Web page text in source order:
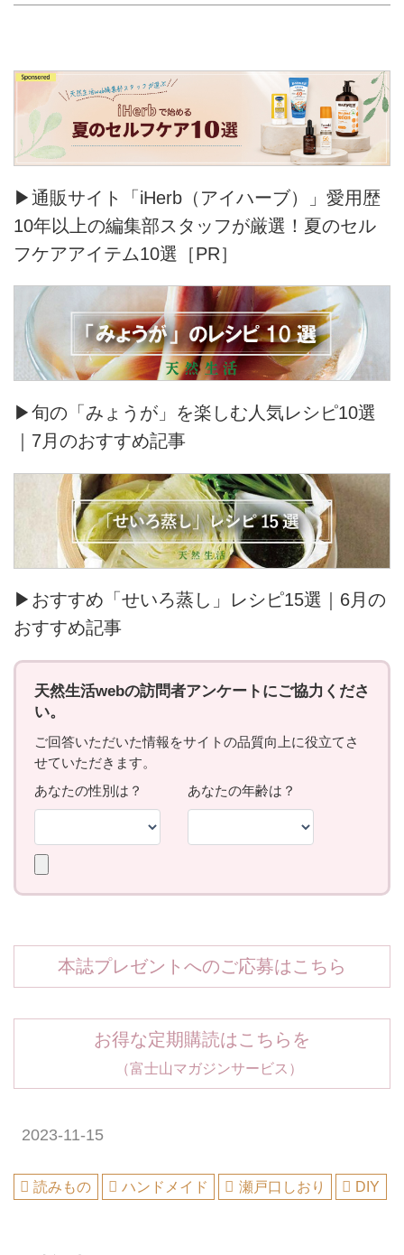
▶通販サイト「iHerb（アイハーブ）」愛用歴
10年以上の編集部スタッフが厳選！夏のセル
フケアアイテム10選［PR］
▶旬の「みょうが」を楽しむ人気レシピ10選
｜7月のおすすめ記事
▶おすすめ「せいろ蒸し」レシピ15選｜6月の
おすすめ記事
本誌プレゼントへのご応募はこちら
お得な定期購読はこちらを
（富士山マガジンサービス）
2023-11-15
読みもの ハンドメイド 瀬戸口しおり DIY